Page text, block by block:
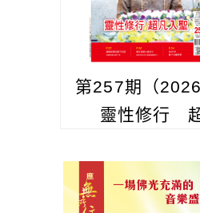
第257期（2026
靈性修行